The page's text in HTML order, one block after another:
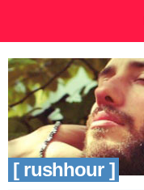
[ rushhour ]